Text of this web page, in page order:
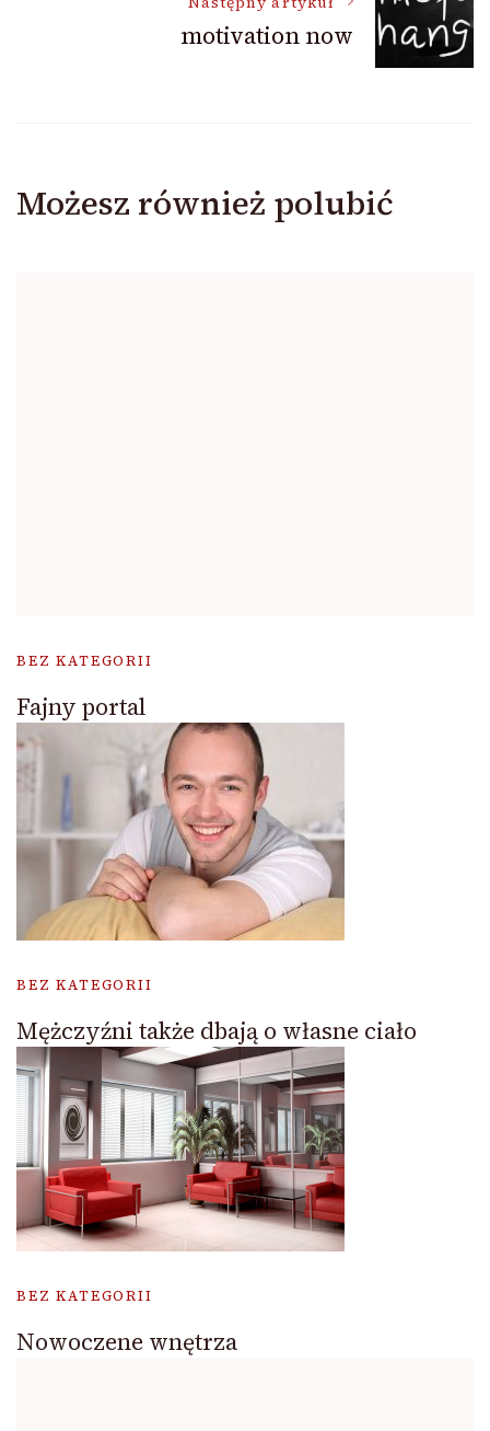
motivation now
Możesz również polubić
BEZ KATEGORII
Fajny portal
BEZ KATEGORII
Mężczyźni także dbają o własne ciało
BEZ KATEGORII
Nowoczene wnętrza